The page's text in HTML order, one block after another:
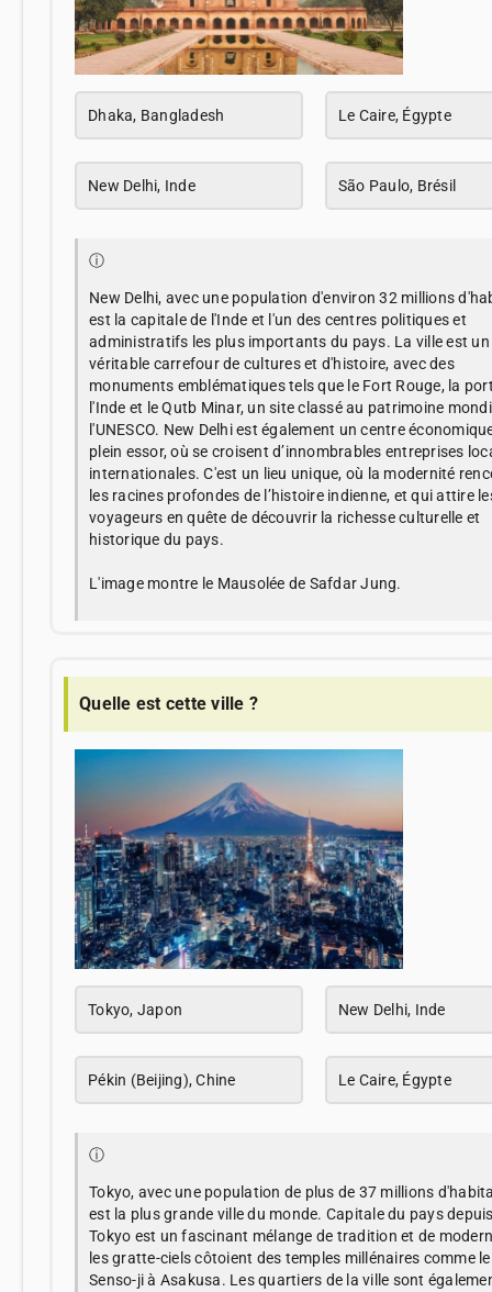
Dhaka, Bangladesh Le Caire, Égypte
New Delhi, Inde São Paulo, Brésil
ⓘ
New Delhi, avec une population d'environ 32 millions
est la capitale de l'Inde et l'un des centres politiques et
administratifs les plus importants du pays. La ville est un
véritable carrefour de cultures et d'histoire, avec des
monuments emblématiques tels que le Fort Rouge, la
l'Inde et le Qutb Minar, un site classé au patrimoine
l'UNESCO. New Delhi est également un centre
plein essor, où se croisent d’innombrables entreprises
internationales. C'est un lieu unique, où la modernité
les racines profondes de l’histoire indienne, et qui attire
voyageurs en quête de découvrir la richesse culturelle et
historique du pays.
L'image montre le Mausolée de Safdar Jung.
Quelle est cette ville ?
Tokyo, Japon New Delhi, Inde
Pékin (Beijing), Chine Le Caire, Égypte
ⓘ
Tokyo, avec une population de plus de 37 millions
est la plus grande ville du monde. Capitale du pays
Tokyo est un fascinant mélange de tradition et de
les gratte-ciels côtoient des temples millénaires comme
Senso-ji à Asakusa. Les quartiers de la ville sont